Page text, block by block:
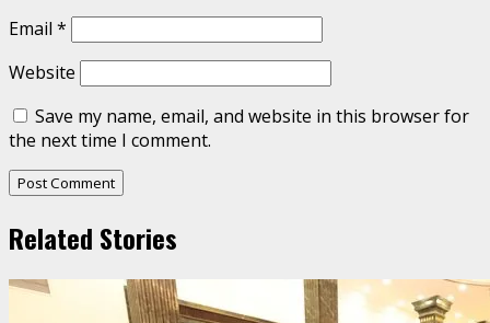
Email *
Website
Save my name, email, and website in this browser for
the next time I comment.
Related Stories